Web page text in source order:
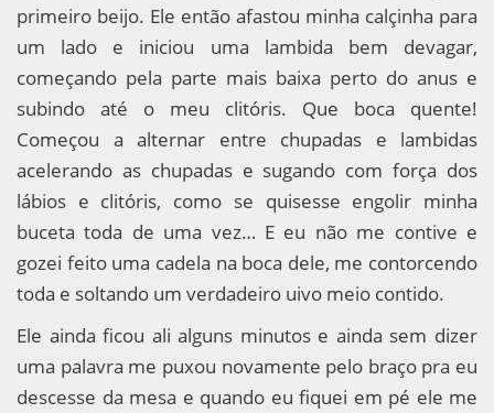
primeiro beijo. Ele então afastou minha calçinha para
um lado e iniciou uma lambida bem devagar,
começando pela parte mais baixa perto do anus e
subindo até o meu clitóris. Que boca quente!
Começou a alternar entre chupadas e lambidas
acelerando as chupadas e sugando com força dos
lábios e clitóris, como se quisesse engolir minha
buceta toda de uma vez… E eu não me contive e
gozei feito uma cadela na boca dele, me contorcendo
toda e soltando um verdadeiro uivo meio contido.
Ele ainda ficou ali alguns minutos e ainda sem dizer
uma palavra me puxou novamente pelo braço pra eu
descesse da mesa e quando eu fiquei em pé ele me